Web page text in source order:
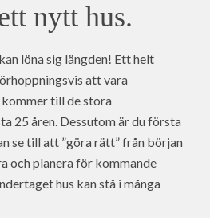
nytt hus.
löna sig längden! Ett helt
att vara
till de stora
25 åren. Dessutom är du första
se till att ”göra rätt” från början
och planera för kommande
hus kan stå i många